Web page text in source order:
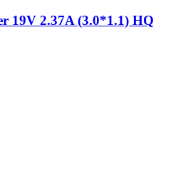
19V 2.37A (3.0*1.1) HQ